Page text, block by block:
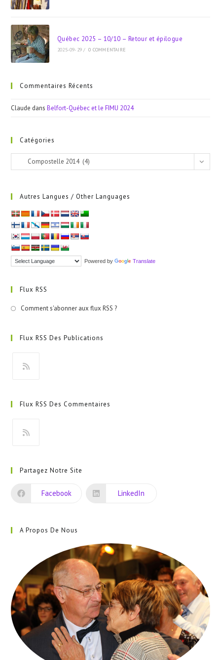
Québec 2025 – 10/10 – Retour et épilogue
2025-09-29 / 0 COMMENTAIRE
Commentaires Récents
Claude dansBelfort-Québec et le FIMU 2024
Catégories
Catégories
Compostelle 2014 (4)
Autres Langues / Other Languages
Powered by Translate
Flux RSS
Comment s'abonner aux flux RSS ?
Flux RSS Des Publications
un
onglet
Flux RSS Des Commentaires
un
nouvel
Partagez Notre Site
Facebook LinkedIn
A Propos De Nous